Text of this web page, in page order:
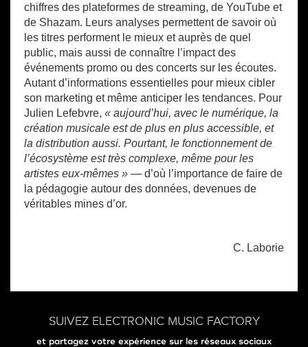
chiffres des plateformes de streaming, de YouTube et
de Shazam. Leurs analyses permettent de savoir où
les titres performent le mieux et auprès de quel
public, mais aussi de connaître l’impact des
événements promo ou des concerts sur les écoutes.
Autant d’informations essentielles pour mieux cibler
son marketing et même anticiper les tendances. Pour
Julien Lefebvre, « aujourd’hui, avec le numérique, la
création musicale est de plus en plus accessible, et
la distribution aussi. Pourtant, le fonctionnement de
l’écosystème est très complexe, même pour les
artistes eux-mêmes » — d’où l’importance de faire de
la pédagogie autour des données, devenues de
véritables mines d’or.
C. Laborie
SUIVEZ ELECTRONIC MUSIC FACTORY
et partagez votre expérience sur les réseaux sociaux